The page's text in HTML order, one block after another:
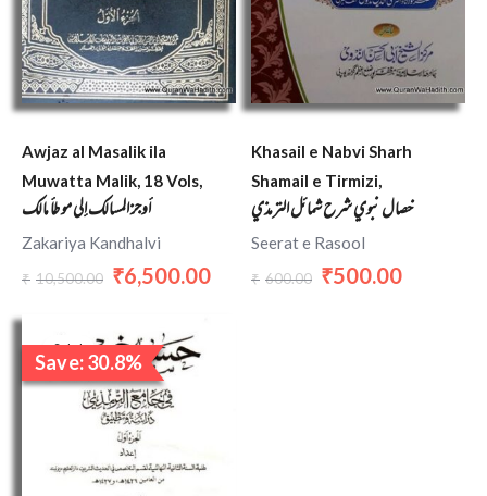
Awjaz al Masalik ila
Muwatta Malik, 18 Vols,
أوجز المسالك إلى موطأ مالك
Zakariya Kandhalvi
₹ 10,500.00 ₹6,500.00
Khasail e Nabvi Sharh
Shamail e Tirmizi,
خصال نبوي شرح شمائل الترمذي
Seerat e Rasool
₹ 600.00 ₹500.00
Save: 30.8%
Sale!
price
was:
₹1,300.00.
price
is: